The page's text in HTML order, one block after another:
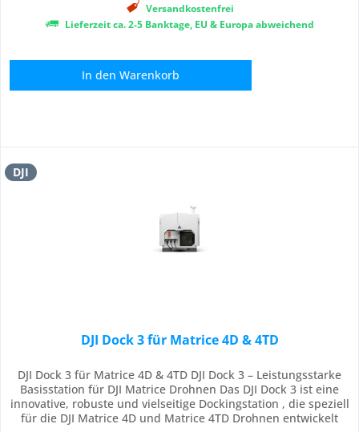
Versandkostenfrei
Lieferzeit ca. 2-5 Banktage, EU & Europa abweichend
In den Warenkorb
DJI
DJI Dock 3 für Matrice 4D & 4TD
DJI Dock 3 für Matrice 4D & 4TD DJI Dock 3 – Leistungsstarke
Basisstation für DJI Matrice Drohnen Das DJI Dock 3 ist eine
innovative, robuste und vielseitige Dockingstation , die speziell
für die DJI Matrice 4D und Matrice 4TD Drohnen entwickelt